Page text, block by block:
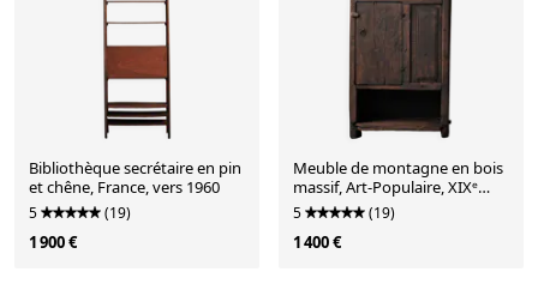
Bibliothèque secrétaire en pin
et chêne, France, vers 1960
5 (19)
1 900 €
Meuble de montagne en bois
massif, Art-Populaire, XIXᵉ
siècle
5 (19)
1 400 €